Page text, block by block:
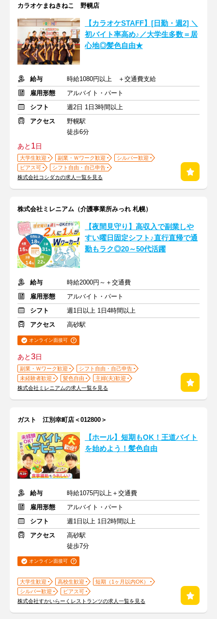
カラオケまねきねこ 野幌店
【カラオケSTAFF】[日勤・週2] ＼
初バイト率高め♪／大学生多数＝居
心地◎髪色自由★
給与
時給1080円以上 ＋交通費支給
雇用形態
アルバイト・パート
シフト
週2日 1日3時間以上
アクセス
野幌駅
徒歩6分
あと 1日
大学生歓迎 副業・Ｗワーク歓迎
シルバー歓迎
ピアス可
シフト自由・自己申告
株式会社コシダカの求人一覧を見る
株式会社ミレニアム（介護事業所みっれ 札幌）
【夜間見守り】高収入で副業しや
すい曜日固定シフト♪直行直帰で通
勤もラク◎20～50代活躍
給与
時給2000円～＋交通費
雇用形態
アルバイト・パート
シフト
週1日以上 1日4時間以上
アクセス
高砂駅
オンライン面接可
あと3日
副業・Ｗワーク歓迎
シフト自由・自己申告
未経験者歓迎
髪色自由
主婦(夫)歓迎
株式会社ミレニアムの求人一覧を見る
ガスト 江別幸町店＜012800＞
【ホール】短期もOK！王道バイト
を始めよう！髪色自由
給与
時給1075円以上＋交通費
雇用形態
アルバイト・パート
シフト
週1日以上 1日2時間以上
アクセス
高砂駅
徒歩7分
オンライン面接可
大学生歓迎 高校生歓迎
短期（1ヶ月以内OK）
シルバー歓迎
ピアス可
株式会社すかいらーくレストランツの求人一覧を見る